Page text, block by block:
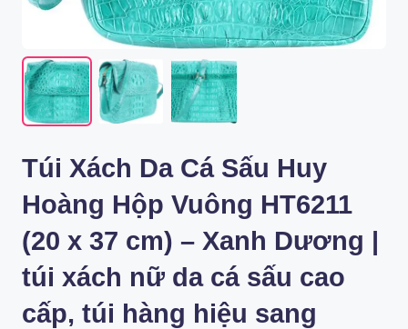
Túi Xách Da Cá Sấu Huy
Hoàng Hộp Vuông HT6211
(20 x 37 cm) – Xanh Dương |
túi xách nữ da cá sấu cao
cấp, túi hàng hiệu sang